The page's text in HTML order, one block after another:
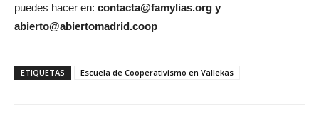
puedes hacer en: contacta@famylias.org y
abierto@abiertomadrid.coop
ETIQUETAS Escuela de Cooperativismo en Vallekas